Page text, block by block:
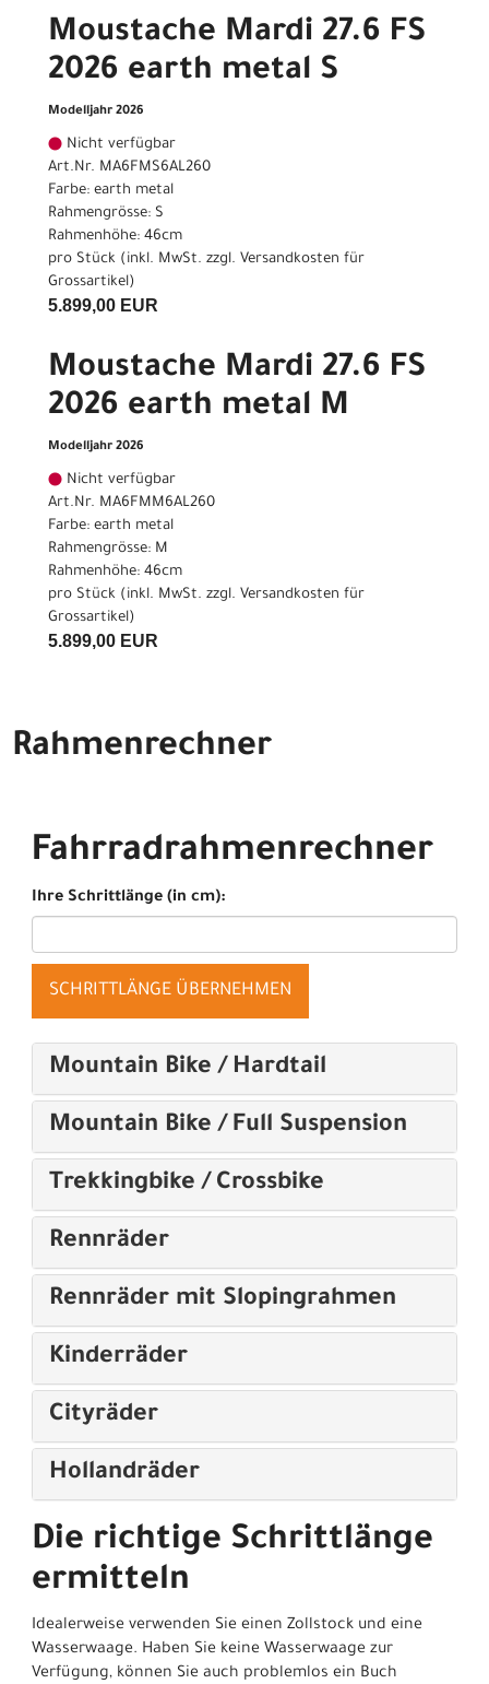
Moustache Mardi 27.6 FS
2026 earth metal S
Modelljahr 2026
Nicht verfügbar
Art.Nr. MA6FMS6AL260
Farbe: earth metal
Rahmengrösse: S
Rahmenhöhe: 46cm
pro Stück (inkl. MwSt. zzgl. Versandkosten für
Grossartikel)
5.899,00 EUR
Moustache Mardi 27.6 FS
2026 earth metal M
Modelljahr 2026
Nicht verfügbar
Art.Nr. MA6FMM6AL260
Farbe: earth metal
Rahmengrösse: M
Rahmenhöhe: 46cm
pro Stück (inkl. MwSt. zzgl. Versandkosten für
Grossartikel)
5.899,00 EUR
Rahmenrechner
Fahrradrahmenrechner
Ihre Schrittlänge (in cm):
SCHRITTLÄNGE ÜBERNEHMEN
Mountain Bike / Hardtail
Mountain Bike / Full Suspension
Trekkingbike / Crossbike
Rennräder
Rennräder mit Slopingrahmen
Kinderräder
Cityräder
Hollandräder
Die richtige Schrittlänge
ermitteln
Idealerweise verwenden Sie einen Zollstock und eine
Wasserwaage. Haben Sie keine Wasserwaage zur
Verfügung, können Sie auch problemlos ein Buch